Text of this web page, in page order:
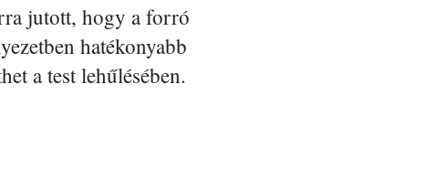
jutott, hogy a forró
hatékonyabb
a test lehűlésében.